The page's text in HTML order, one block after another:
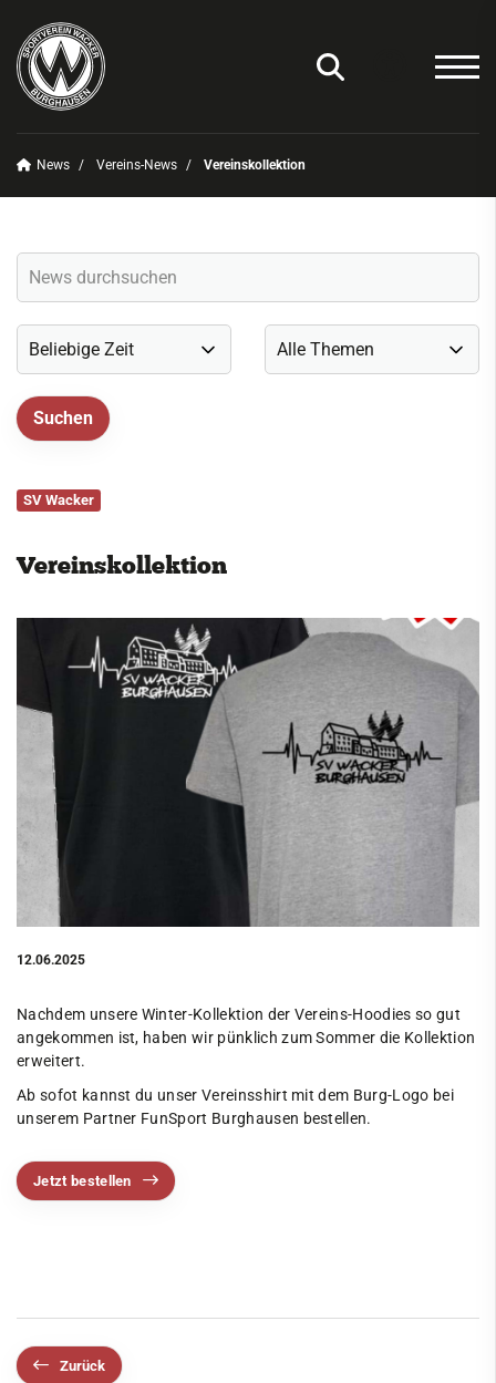
News Vereins-News Vereinskollektion
SV Wacker
Vereinskollektion
12.06.2025
Nachdem unsere Winter-Kollektion der Vereins-Hoodies so gut
angekommen ist, haben wir pünklich zum Sommer die Kollektion
erweitert.
Ab sofot kannst du unser Vereinsshirt mit dem Burg-Logo bei
unserem Partner FunSport Burghausen bestellen.
Jetzt bestellen
Zurück
Vereins-News
Vereins-App/Vereinszeitung
Onlineshop
Sportdeutschland-News
Kontakt